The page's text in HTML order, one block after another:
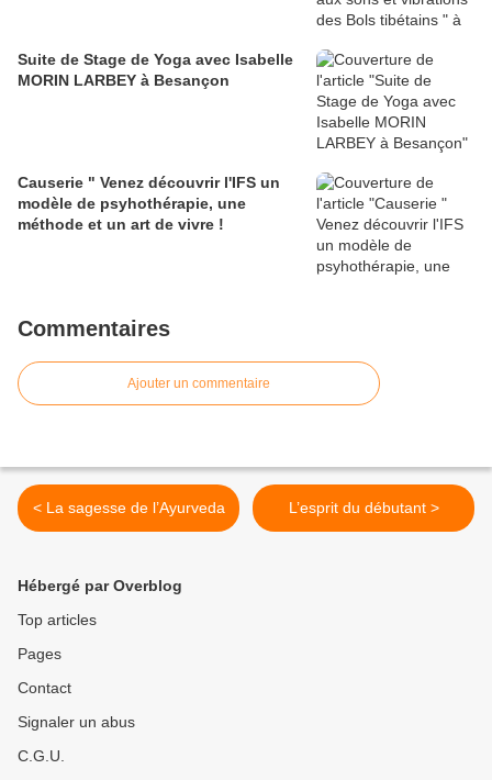
Suite de Stage de Yoga avec Isabelle
MORIN LARBEY à Besançon
Causerie " Venez découvrir l'IFS un
modèle de psyhothérapie, une
méthode et un art de vivre !
Commentaires
Ajouter un commentaire
< La sagesse de l’Ayurveda L’esprit du débutant >
Hébergé par Overblog
Top articles
Pages
Contact
Signaler un abus
C.G.U.